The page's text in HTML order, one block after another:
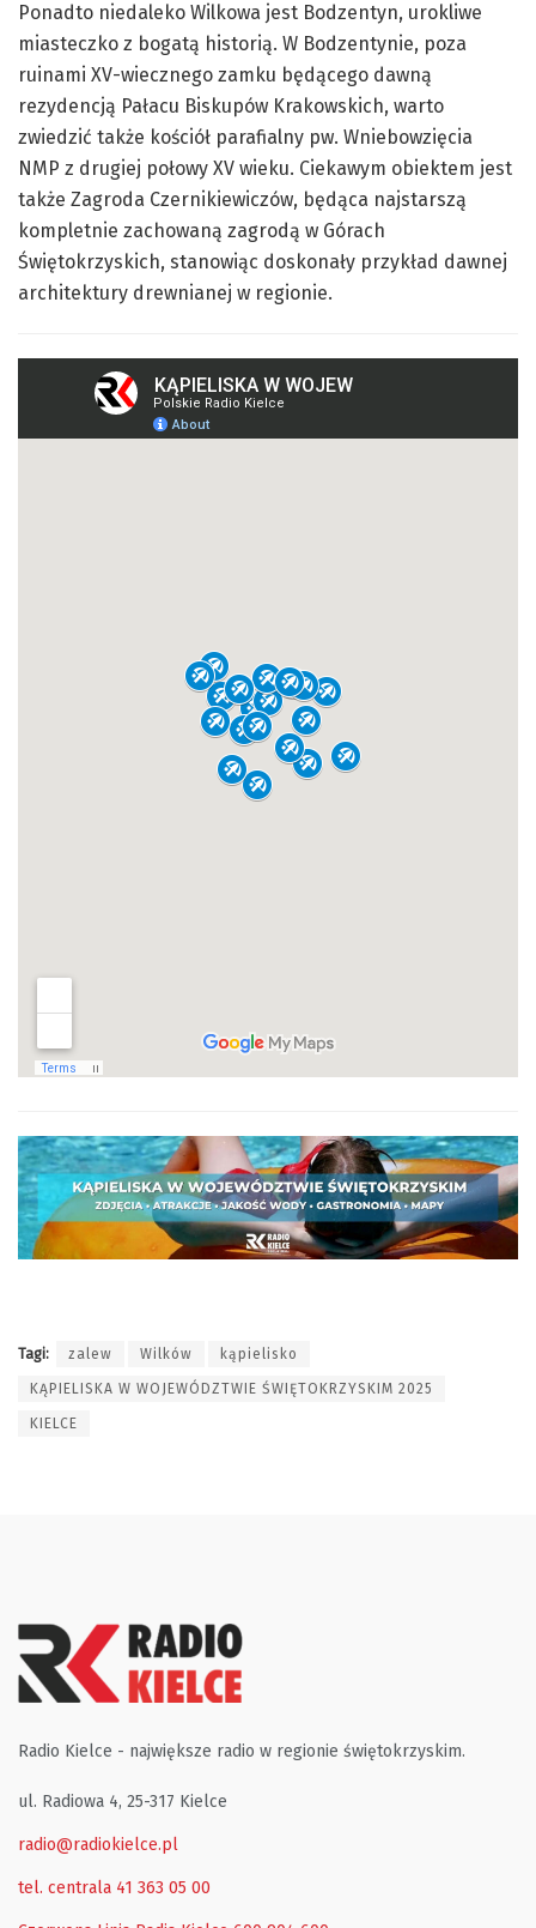
Ponadto niedaleko Wilkowa jest Bodzentyn, urokliwe
miasteczko z bogatą historią. W Bodzentynie, poza
ruinami XV-wiecznego zamku będącego dawną
rezydencją Pałacu Biskupów Krakowskich, warto
zwiedzić także kościół parafialny pw. Wniebowzięcia
NMP z drugiej połowy XV wieku. Ciekawym obiektem jest
także Zagroda Czernikiewiczów, będąca najstarszą
kompletnie zachowaną zagrodą w Górach
Świętokrzyskich, stanowiąc doskonały przykład dawnej
architektury drewnianej w regionie.
Tagi: zalew Wilków kąpielisko
KĄPIELISKA W WOJEWÓDZTWIE ŚWIĘTOKRZYSKIM 2025
KIELCE
Radio Kielce - największe radio w regionie świętokrzyskim.
ul. Radiowa 4, 25-317 Kielce
radio@radiokielce.pl
tel. centrala 41 363 05 00